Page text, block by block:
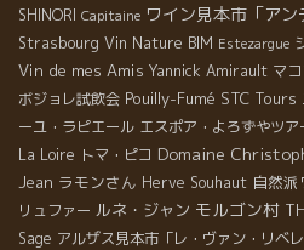
SHINORI Capitaine ワイン見本市「アン
Strasbourg Vin Nature BIM Estezargue
Vin de mes Amis Yannick Amirault マ
ボジョレ試飲会 Pouilly-Fumé STC Tours
ーユ・ラピエール エスポア・よろずやツア
La Loire トマ・ピコ Domaine
Jean ラモンさん Herve Souhaut 自然
リュファー ルネ・ジャン モルゴン村
Sage アルザス見本市「レ・ヴァン・リベレ